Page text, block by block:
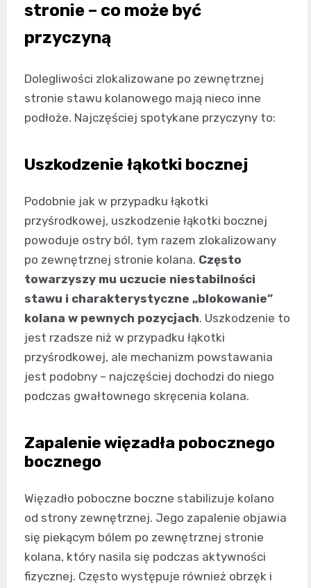
stronie – co może być
przyczyną
Dolegliwości zlokalizowane po zewnętrznej
stronie stawu kolanowego mają nieco inne
podłoże. Najczęściej spotykane przyczyny to:
Uszkodzenie łąkotki bocznej
Podobnie jak w przypadku łąkotki
przyśrodkowej, uszkodzenie łąkotki bocznej
powoduje ostry ból, tym razem zlokalizowany
po zewnętrznej stronie kolana. Często
towarzyszy mu uczucie niestabilności
stawu i charakterystyczne „blokowanie”
kolana w pewnych pozycjach. Uszkodzenie to
jest rzadsze niż w przypadku łąkotki
przyśrodkowej, ale mechanizm powstawania
jest podobny – najczęściej dochodzi do niego
podczas gwałtownego skręcenia kolana.
Zapalenie więzadła pobocznego
bocznego
Więzadło poboczne boczne stabilizuje kolano
od strony zewnętrznej. Jego zapalenie objawia
się piekącym bólem po zewnętrznej stronie
kolana, który nasila się podczas aktywności
fizycznej. Często występuje również obrzęk i